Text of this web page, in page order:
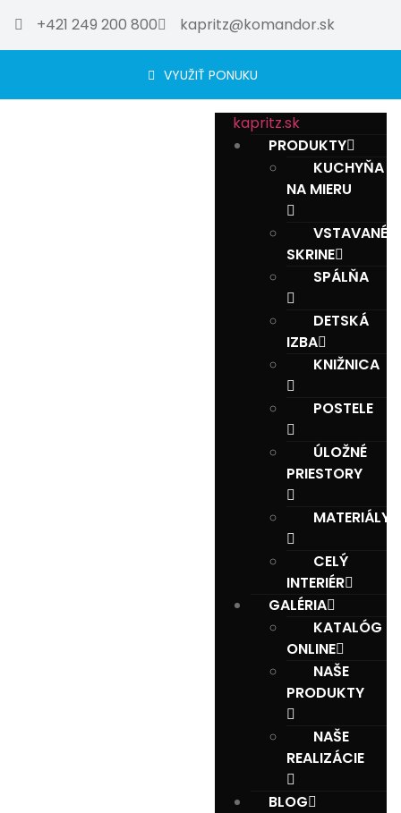
+421 249 200 800 kapritz@komandor.sk
VYUŽIŤ PONUKU
kapritz.sk
PRODUKTY
KUCHYŇA
NA MIERU
VSTAVANÉ
SKRINE
SPÁLŇA
DETSKÁ
IZBA
KNIŽNICA
POSTELE
ÚLOŽNÉ
PRIESTORY
MATERIÁLY
CELÝ
INTERIÉR
GALÉRIA
KATALÓG
ONLINE
NAŠE
PRODUKTY
NAŠE
REALIZÁCIE
BLOG